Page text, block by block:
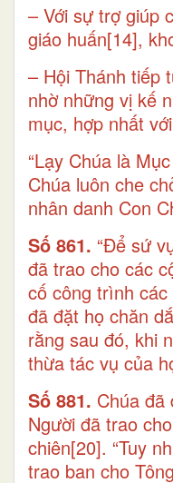
– Với sự trợ giúp
giáo huấn[14],
– Hội Thánh tiếp
nhờ những vị kế
mục, hợp nhất
“Lạy Chúa là
Chúa luôn che
nhân danh Con
Số 861. “Để sứ
đã trao cho các
cố công trình
đã đặt họ chăn
rằng sau đó, khi
thừa tác vụ của
Số 881. Chúa đã
Người đã trao
chiên[20]. “Tuy
trao ban cho